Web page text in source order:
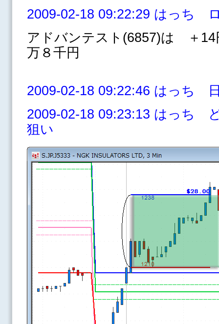
2009-02-18 09:22:29 はっち
アドバンテスト(6857)は ＋
万８千円
2009-02-18 09:22:46 はっち
2009-02-18 09:23:13 はっち
狙い